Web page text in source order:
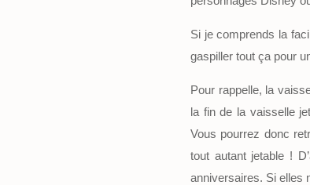
Si je comprends la
gaspiller tout ça pour
Pour rappelle, la
la fin de la vaisselle
Vous pourrez donc
tout autant jetable !
anniversaires. Si elles